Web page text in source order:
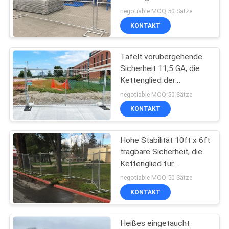
geschweißtes
Maschendrahtfechten
72
Antiaufstiegs-
Fechten
40
Construction
negotiable MOQ:50 Sätze
KONTAKT
Täfelt vorübergehende
Sicherheit 11,5 GA, die
Kettenglied der
Durchmesser-äußeres
Rohr-38mm einzäunt,
10ft x 8ft
negotiable MOQ:50 Sätze
KONTAKT
Hohe Stabilität 10ft x 6ft
tragbare Sicherheit, die
Kettenglied für
besondere Anlässe
einzäunt
negotiable MOQ:50 Sätze
KONTAKT
Heißes eingetaucht